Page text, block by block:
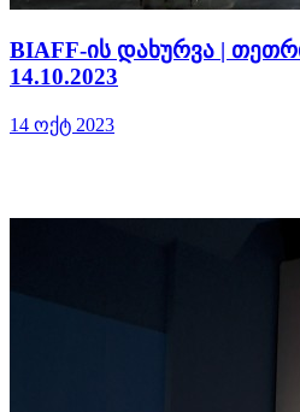
BIAFF-ის დახურვა |
14.10.2023
14 ოქტ 2023